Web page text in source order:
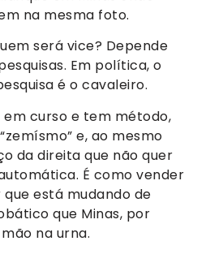
na mesma foto.
será vice? Depende
Em política, o
é o cavaleiro.
curso e tem método,
e, ao mesmo
da direita que não quer
É como vender
está mudando de
que Minas, por
na urna.